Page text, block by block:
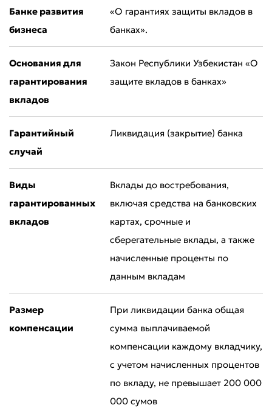
Банке развития
бизнеса
«О гарантиях защиты вкладов в
банках».
Основания для
гарантирования
вкладов
Закон Республики Узбекистан «О
защите вкладов в банках»
Гарантийный
случай
Ликвидация (закрытие) банка
Виды
гарантированных
вкладов
Вклады до востребования,
включая средства на банковских
картах, срочные и
сберегательные вклады, а также
начисленные проценты по
данным вкладам
Размер
компенсации
При ликвидации банка общая
сумма выплачиваемой
компенсации каждому вкладчику,
с учетом начисленных процентов
по вкладу, не превышает 200 000
000 сумов